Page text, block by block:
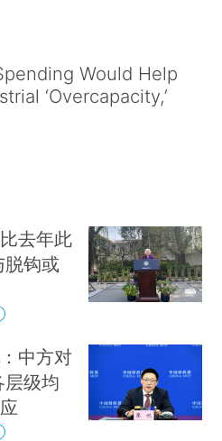
Would Help
‘Overcapacity,’
去年此
钩或
中方对
级均